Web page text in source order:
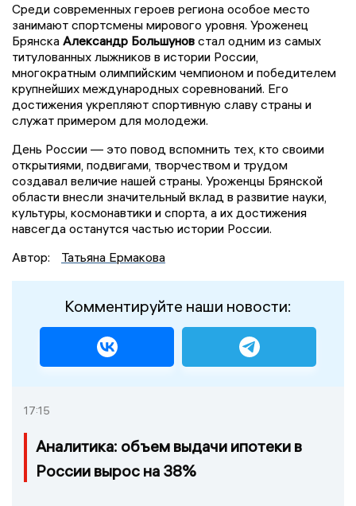
Среди современных героев региона особое место
занимают спортсмены мирового уровня. Уроженец
Брянска Александр Большунов стал одним из самых
титулованных лыжников в истории России,
многократным олимпийским чемпионом и победителем
крупнейших международных соревнований. Его
достижения укрепляют спортивную славу страны и
служат примером для молодежи.
День России — это повод вспомнить тех, кто своими
открытиями, подвигами, творчеством и трудом
создавал величие нашей страны. Уроженцы Брянской
области внесли значительный вклад в развитие науки,
культуры, космонавтики и спорта, а их достижения
навсегда останутся частью истории России.
Автор:
Татьяна Ермакова
Комментируйте наши новости:
17:15
Аналитика: объем выдачи ипотеки в
России вырос на 38%